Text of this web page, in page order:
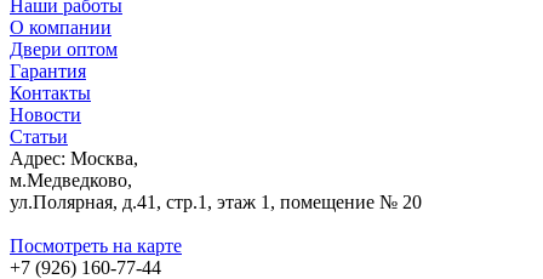
Наши работы
О компании
Двери оптом
Гарантия
Контакты
Новости
Статьи
Адрес: Москва,
м.Медведково,
ул.Полярная, д.41, стр.1, этаж 1, помещение № 20
Посмотреть на карте
+7 (926) 160-77-44